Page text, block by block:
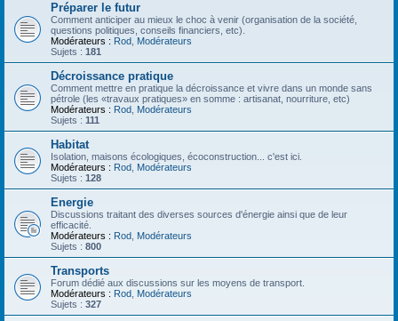
Préparer le futur
Comment anticiper au mieux le choc à venir (organisation de la société,
questions politiques, conseils financiers, etc).
Modérateurs : Rod Modérateurs
Sujets : 181
Décroissance pratique
Comment mettre en pratique la décroissance et vivre dans un monde sans
pétrole (les «travaux pratiques» en somme : artisanat, nourriture, etc)
Modérateurs : Rod Modérateurs
Sujets : 111
Habitat
Isolation, maisons écologiques, écoconstruction... c'est ici.
Modérateurs : Rod Modérateurs
Sujets : 128
Energie
Discussions traitant des diverses sources d'énergie ainsi que de leur
efficacité.
Modérateurs : Rod Modérateurs
Sujets : 800
Transports
Forum dédié aux discussions sur les moyens de transport.
Modérateurs : Rod Modérateurs
Sujets : 327